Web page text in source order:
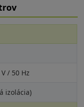
/ 50 Hz
izolácia)